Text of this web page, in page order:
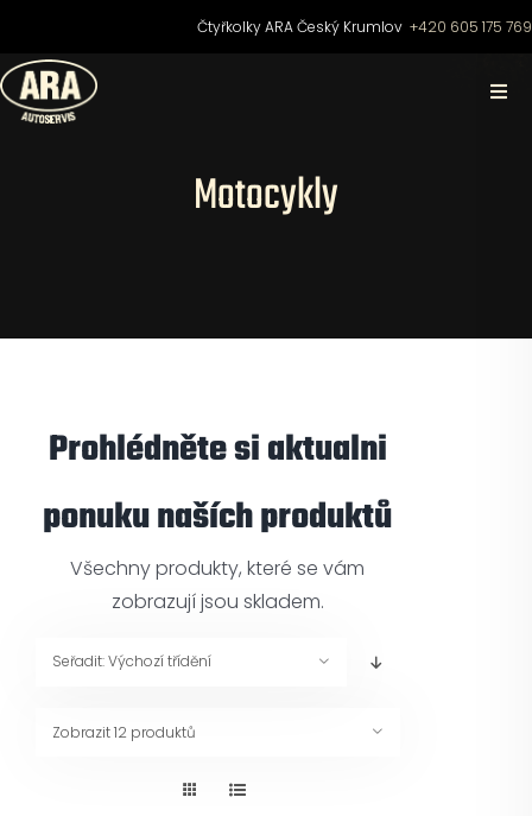
obsah
Čtyřkolky ARA Český Krumlov+420 605 175 769
Skútry
Motocykly
Prohlédněte si aktualni
ponuku naších produktů
Všechny produkty, které se vám
zobrazují jsou skladem.
Seřadit:Výchozí třídění
Zobrazit12 produktů